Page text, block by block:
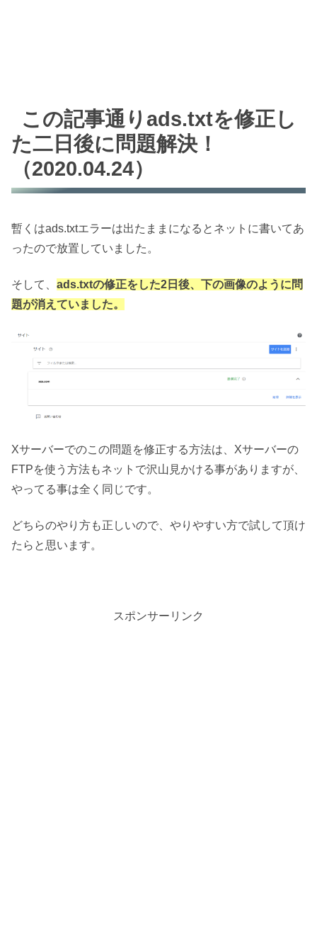
この記事通りads.txtを修正し
た二日後に問題解決！
（2020.04.24）
暫くはads.txtエラーは出たままになるとネットに書いてあ
ったので放置していました。
そして、 ads.txtの修正をした2日後、下の画像のように問
題が消えていました。
Xサーバーでのこの問題を修正する方法は、Xサーバーの
FTPを使う方法もネットで沢山見かける事がありますが、
やってる事は全く同じです。
どちらのやり方も正しいので、やりやすい方で試して頂け
たらと思います。
スポンサーリンク